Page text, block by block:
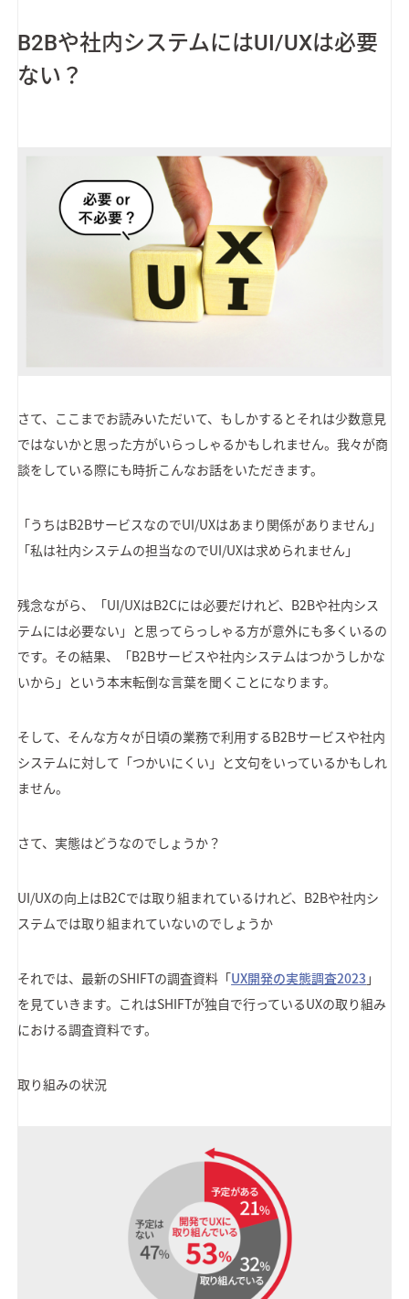
B2Bや社内システムにはUI/UXは必要
ない？
さて、ここまでお読みいただいて、もしかするとそれは少数意見
ではないかと思った方がいらっしゃるかもしれません。我々が商
談をしている際にも時折こんなお話をいただきます。
「うちはB2BサービスなのでUI/UXはあまり関係がありません」
「私は社内システムの担当なのでUI/UXは求められません」
残念ながら、「UI/UXはB2Cには必要だけれど、B2Bや社内シス
テムには必要ない」と思ってらっしゃる方が意外にも多くいるの
です。その結果、「B2Bサービスや社内システムはつかうしかな
いから」という本末転倒な言葉を聞くことになります。
そして、そんな方々が日頃の業務で利用するB2Bサービスや社内
システムに対して「つかいにくい」と文句をいっているかもしれ
ません。
さて、実態はどうなのでしょうか？
UI/UXの向上はB2Cでは取り組まれているけれど、B2Bや社内シ
ステムでは取り組まれていないのでしょうか
それでは、最新のSHIFTの調査資料「UX開発の実態調査2023 」
を見ていきます。これはSHIFTが独自で行っているUXの取り組み
における調査資料です。
取り組みの状況